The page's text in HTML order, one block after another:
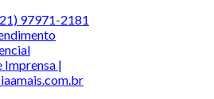
97971-2181
Imprensa |